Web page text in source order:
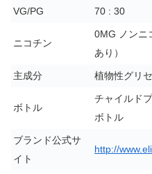
VG/PG 70 : 30
ニコチン
0MG ノンニ
あり）
主成分 植物性グリ
ボトル
チャイルド
ボトル
ブランド公式サ
イト
http://